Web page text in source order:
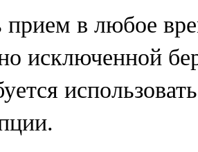
прием в любое
исключенной